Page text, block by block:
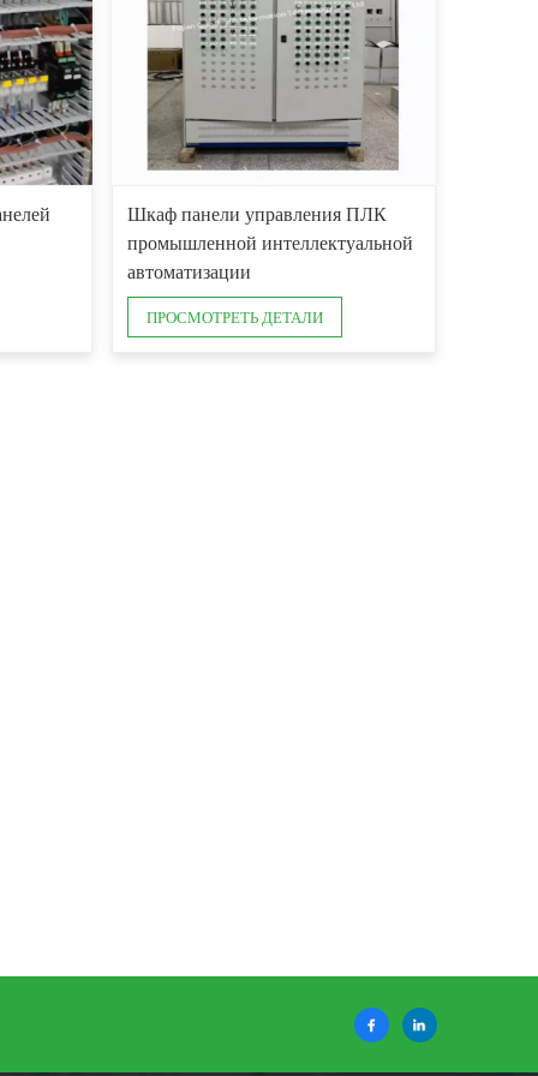
Шкаф панели управления ПЛК
промышленной интеллектуальной
автоматизации
ПРОСМОТРЕТЬ ДЕТАЛИ